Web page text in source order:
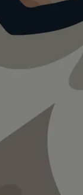
um
direktes